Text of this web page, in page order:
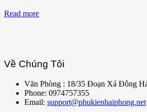
Read more
Về Chúng Tôi
Văn Phòng : 18/35 Đoạn Xá Đông
Phone: 0974757355
Email: support@phukienhaiphong.net